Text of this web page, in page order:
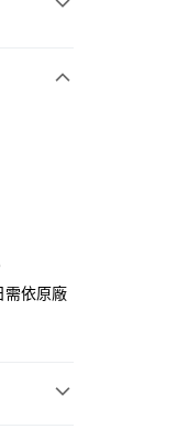
需依原廠